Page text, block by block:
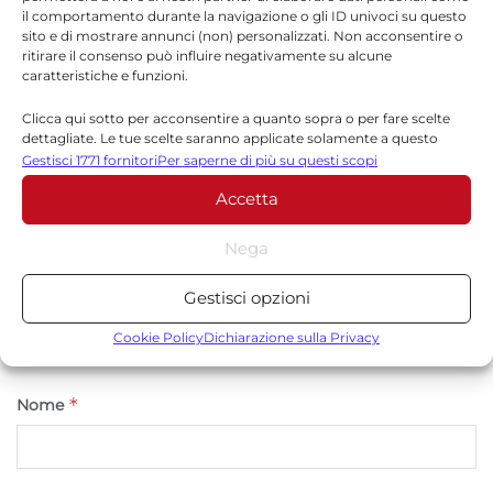
il comportamento durante la navigazione o gli ID univoci su questo
sito e di mostrare annunci (non) personalizzati. Non acconsentire o
ritirare il consenso può influire negativamente su alcune
caratteristiche e funzioni.
Clicca qui sotto per acconsentire a quanto sopra o per fare scelte
dettagliate. Le tue scelte saranno applicate solamente a questo
sito. È possibile modificare le impostazioni in qualsiasi momento,
compreso il ritiro del consenso, utilizzando i pulsanti della Cookie
Policy o cliccando sul pulsante di gestione del consenso nella parte
inferiore dello schermo.
Statistiche
Archiviare informazioni su dispositivo e/o accedervi, Misurare le
prestazioni degli annunci, Misurare le prestazioni dei contenuti,
combinazione di dati provenienti da fonti diverse.
Archiviare informazioni su dispositivo e/o accedervi, Utilizzare
Gestisci 1771 fornitoriPer saperne di più su questi scopi
Accetta
Nega
Gestisci opzioni
Cookie PolicyDichiarazione sulla Privacy
Lascia un commento
Il tuo indirizzo email non sarà pubblicato. I campi
obbligatori sono contrassegnati
Commento*
Nome *